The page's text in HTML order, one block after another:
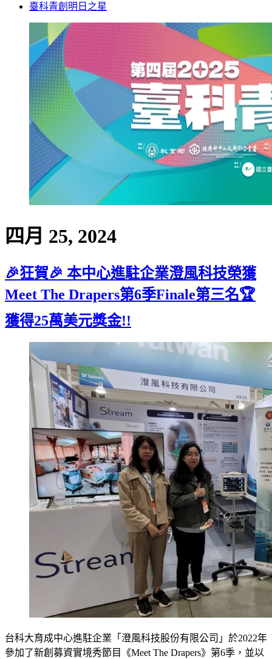
臺科青創明日之星
四月 25, 2024
🎉狂賀🎉 本中心進駐企業澄風科技榮獲
Meet The Drapers第6季Finale第三名🏆
獲得25萬美元獎金!!
台科大育成中心進駐企業「澄風科技股份有限公司」於2022年
參加了新創募資實境秀節目《Meet The Drapers》第6季，並以